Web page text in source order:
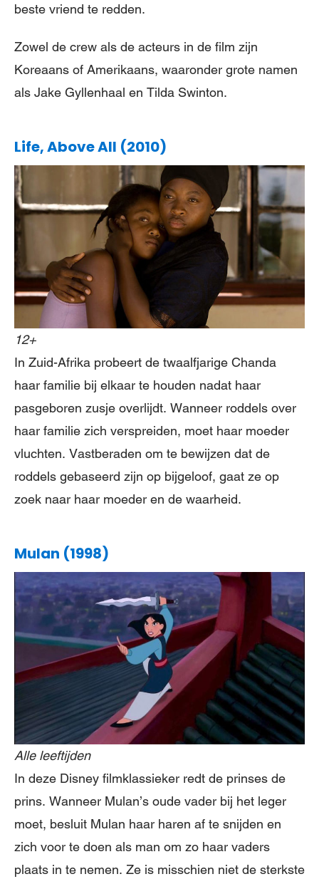
beste vriend te redden.
Zowel de crew als de acteurs in de film zijn
Koreaans of Amerikaans, waaronder grote namen
als Jake Gyllenhaal en Tilda Swinton.
Life, Above All (2010)
12+
In Zuid-Afrika probeert de twaalfjarige Chanda
haar familie bij elkaar te houden nadat haar
pasgeboren zusje overlijdt. Wanneer roddels over
haar familie zich verspreiden, moet haar moeder
vluchten. Vastberaden om te bewijzen dat de
roddels gebaseerd zijn op bijgeloof, gaat ze op
zoek naar haar moeder en de waarheid.
Mulan (1998)
Alle leeftijden
In deze Disney filmklassieker redt de prinses de
prins. Wanneer Mulan’s oude vader bij het leger
moet, besluit Mulan haar haren af te snijden en
zich voor te doen als man om zo haar vaders
plaats in te nemen. Ze is misschien niet de sterkste